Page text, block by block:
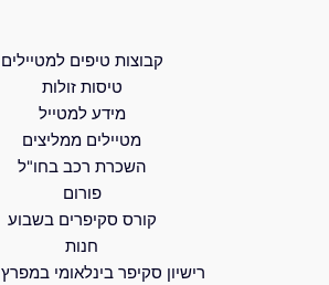
קבוצות טיפים למטיילים
טיסות זולות
מידע למטייל
מטיילים ממליצים
השכרת רכב בחו"ל
קורס סקיפרים בשבוע
רישיון סקיפר בינלאומי במפרץ קוטור